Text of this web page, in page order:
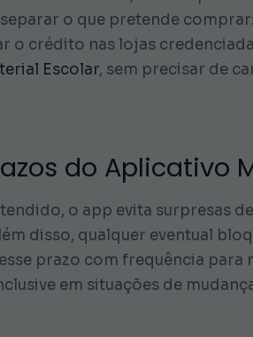
o que pretende
o crédito nas lojas
Escolar, sem precisar de
do Aplicativo
o app evita surpresas
disso, qualquer eventual
prazo com frequência
em situações de